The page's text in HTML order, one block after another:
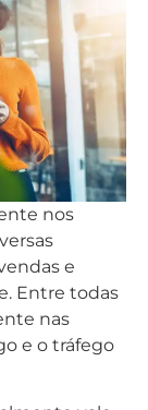
nos
e
Entre todas
nas
e o tráfego